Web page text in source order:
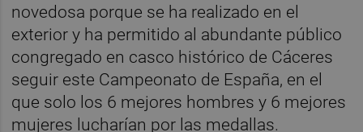
novedosa porque se ha realizado en el
exterior y ha permitido al abundante público
congregado en casco histórico de Cáceres
seguir este Campeonato de España, en el
que solo los 6 mejores hombres y 6 mejores
mujeres lucharían por las medallas.